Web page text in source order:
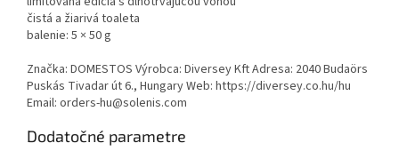
čistá a žiarivá toaleta
balenie: 5 × 50 g
Značka: DOMESTOS Výrobca: Diversey Kft Adresa: 2040 Budaörs
Puskás Tivadar út 6., Hungary Web: https://diversey.co.hu/hu
Email: orders-hu@solenis.com
Dodatočné parametre